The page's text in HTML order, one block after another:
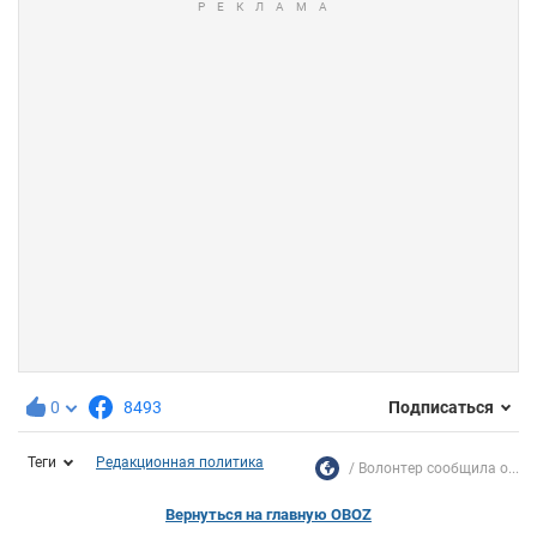
0 8493 Подписаться
Теги Редакционная политика Волонтер сообщила о...
Вернуться на главную OBOZ